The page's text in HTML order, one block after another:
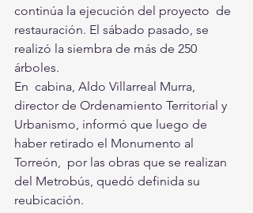
continúa la ejecución del proyecto  de
restauración. El sábado pasado, se
realizó la siembra de más de 250
árboles.
En  cabina, Aldo Villarreal Murra,
director de Ordenamiento Territorial y
Urbanismo, informó que luego de
haber retirado el Monumento al
Torreón,  por las obras que se realizan
del Metrobús, quedó definida su
reubicación.